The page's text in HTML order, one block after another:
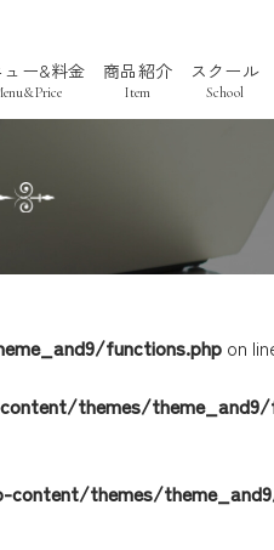
ュー&料金
グ
商品紹介
Item
スクール
School
functions.php on
themes/theme_and9/
content/themes/